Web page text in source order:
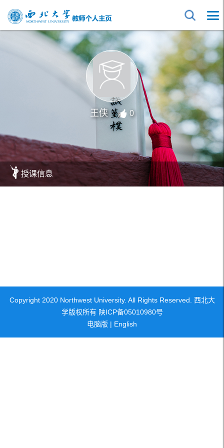
王侠 0
授课信息
Copyright 2020 Northwest University. All Rights Reserved. 西北大
学版权所有 陕ICP备05010980号
电脑版 | English